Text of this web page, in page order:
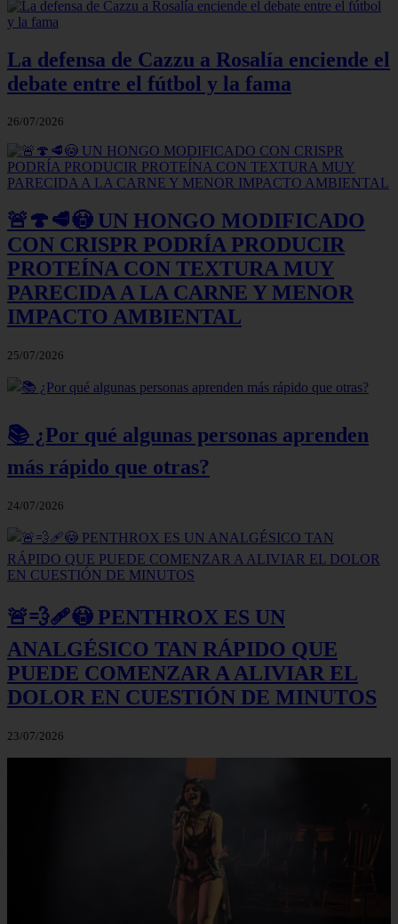
La defensa de Cazzu a Rosalía enciende el
debate entre el fútbol y la fama
26/07/2026
🚨🍄🥩😳 UN HONGO MODIFICADO
CON CRISPR PODRÍA PRODUCIR
PROTEÍNA CON TEXTURA MUY
PARECIDA A LA CARNE Y MENOR
IMPACTO AMBIENTAL
25/07/2026
📚 ¿Por qué algunas personas aprenden
más rápido que otras?
24/07/2026
🚨💨🩹😳 PENTHROX ES UN
ANALGÉSICO TAN RÁPIDO QUE
PUEDE COMENZAR A ALIVIAR EL
DOLOR EN CUESTIÓN DE MINUTOS
23/07/2026